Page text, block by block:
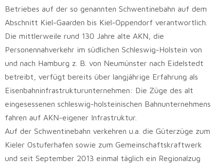
Betriebes auf der so genannten Schwentinebahn auf dem
Abschnitt Kiel-Gaarden bis Kiel-Oppendorf verantwortlich.
Die mittlerweile rund 130 Jahre alte AKN, die
Personennahverkehr im südlichen Schleswig-Holstein von
und nach Hamburg z. B. von Neumünster nach Eidelstedt
betreibt, verfügt bereits über langjährige Erfahrung als
Eisenbahninfrastrukturunternehmen: Die Züge des alt
eingesessenen schleswig-holsteinischen Bahnunternehmens
fahren auf AKN-eigener Infrastruktur.
Auf der Schwentinebahn verkehren u.a. die Güterzüge zum
Kieler Ostuferhafen sowie zum Gemeinschaftskraftwerk
und seit September 2013 einmal täglich ein Regionalzug